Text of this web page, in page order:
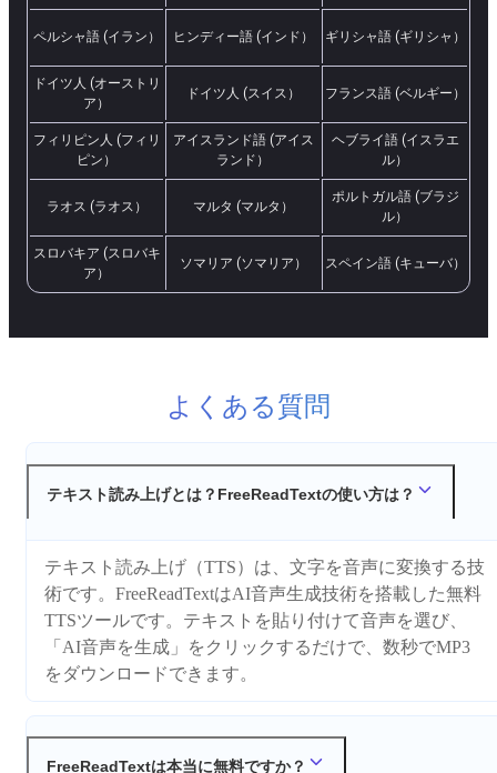
ペルシャ語 (イラン） ヒンディー語 (インド） ギリシャ語 (ギリシャ）
ドイツ人 (オーストリ
ア）
ドイツ人 (スイス） フランス語 (ベルギー）
フィリピン人 (フィリ
ピン）
アイスランド語 (アイス
ランド）
ヘブライ語 (イスラエ
ル）
ラオス (ラオス） マルタ (マルタ）
ポルトガル語 (ブラジ
ル）
スロバキア (スロバキ
ア）
ソマリア (ソマリア） スペイン語 (キューバ）
よくある質問
テキスト読み上げとは？FreeReadTextの使い方は？
テキスト読み上げ（TTS）は、文字を音声に変換する技
術です。FreeReadTextはAI音声生成技術を搭載した無料
TTSツールです。テキストを貼り付けて音声を選び、
「AI音声を生成」をクリックするだけで、数秒でMP3
をダウンロードできます。
FreeReadTextは本当に無料ですか？